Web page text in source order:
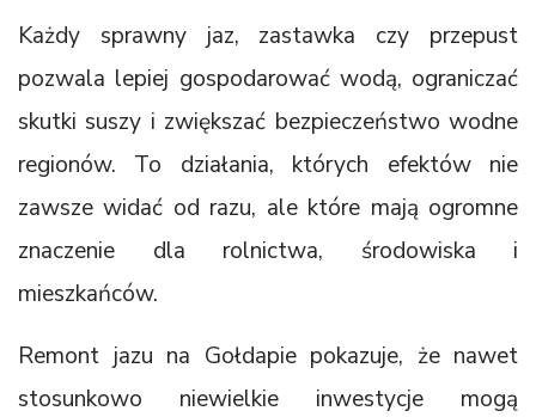
Każdy sprawny jaz, zastawka czy przepust
pozwala lepiej gospodarować wodą, ograniczać
skutki suszy i zwiększać bezpieczeństwo wodne
regionów. To działania, których efektów nie
zawsze widać od razu, ale które mają ogromne
znaczenie dla rolnictwa, środowiska i
mieszkańców.
Remont jazu na Gołdapie pokazuje, że nawet
stosunkowo niewielkie inwestycje mogą